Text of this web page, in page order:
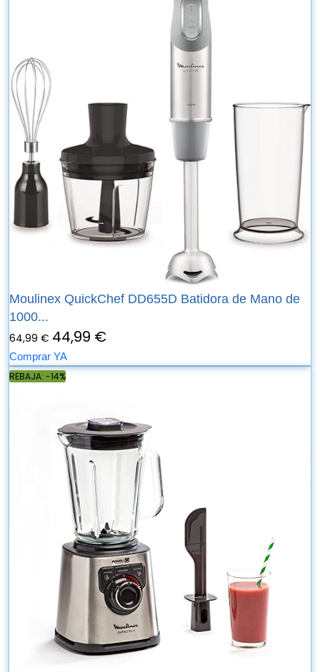
Moulinex QuickChef DD655D Batidora de Mano de
1000...
64,99 € 44,99 €
Comprar YA
REBAJA: -14%